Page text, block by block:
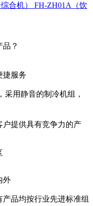
FH-ZH01A（饮
？
捷服务
用静音的制冷机组，
提供具有竞争力的产
外
品均按行业先进标准组